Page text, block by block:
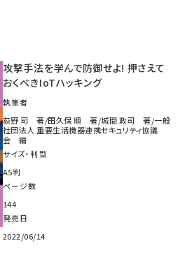
攻撃手法を学んで防御せよ! 押さえて
おくべきIoTハッキング
執筆者
荻野 司 著/田久保 順 著/城間 政司 著/一般
社団法人 重要生活機器連携セキュリティ協議
会 編
サイズ・判型
A5判
ページ数
144
発売日
2022/06/14